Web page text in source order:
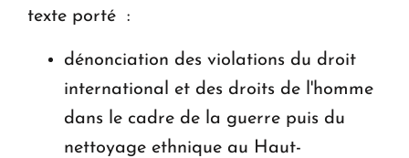
texte porté :
dénonciation des violations du droit
international et des droits de l'homme
dans le cadre de la guerre puis du
nettoyage ethnique au Haut-